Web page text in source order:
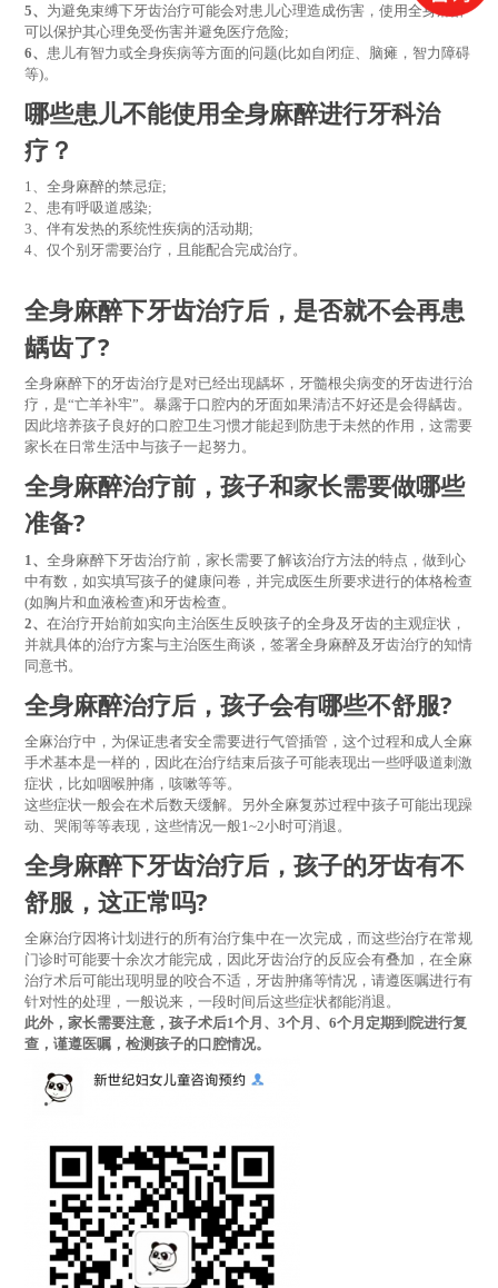
5、 为避免束缚下牙齿治疗可能会对患儿心理造成伤害，使用全身麻醉
可以保护其心理免受伤害并避免医疗危险;
6、 患儿有智力或全身疾病等方面的问题(比如自闭症、脑瘫，智力障碍
等)。
哪些患儿不能使用全身麻醉进行牙科治
疗？
1、全身麻醉的禁忌症;
2、患有呼吸道感染;
3、伴有发热的系统性疾病的活动期;
4、仅个别牙需要治疗，且能配合完成治疗。
全身麻醉下牙齿治疗后， 是否就不会再患
龋齿了?
全身麻醉下的牙齿治疗是对已经出现龋坏，牙髓根尖病变的牙齿进行治
疗，是“亡羊补牢”。暴露于口腔内的牙面如果清洁不好还是会得龋齿。
因此培养孩子良好的口腔卫生习惯才能起到防患于未然的作用，这需要
家长在日常生活中与孩子一起努力。
全身麻醉治疗前，孩子和家长需要做哪些
准备?
1、全身麻醉下牙齿治疗前，家长需要了解该治疗方法的特点，做到心
中有数，如实填写孩子的健康问卷，并完成医生所要求进行的体格检查
(如胸片和血液检查)和牙齿检查。
2、在治疗开始前如实向主治医生反映孩子的全身及牙齿的主观症状，
并就具体的治疗方案与主治医生商谈，签署全身麻醉及牙齿治疗的知情
同意书。
全身麻醉治疗后，孩子会有哪些不舒服?
全麻治疗中，为保证患者安全需要进行气管插管，这个过程和成人全麻
手术基本是一样的，因此在治疗结束后孩子可能表现出一些呼吸道刺激
症状，比如咽喉肿痛，咳嗽等等。
这些症状一般会在术后数天缓解。另外全麻复苏过程中孩子可能出现躁
动、哭闹等等表现，这些情况一般1~2小时可消退。
全身麻醉下牙齿治疗后，孩子的牙齿有不
舒服，这正常吗?
全麻治疗因将计划进行的所有治疗集中在一次完成，而这些治疗在常规
门诊时可能要十余次才能完成，因此牙齿治疗的反应会有叠加，在全麻
治疗术后可能出现明显的咬合不适，牙齿肿痛等情况，请遵医嘱进行有
针对性的处理，一般说来，一段时间后这些症状都能消退。
此外，家长需要注意，孩子术后1个月、3个月、6个月定期到院进行复
查，谨遵医嘱，检测孩子的口腔情况。